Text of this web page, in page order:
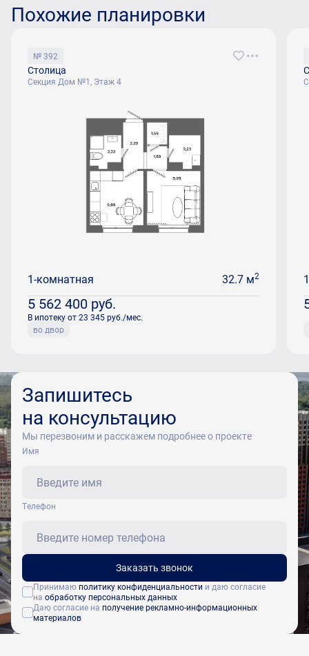
Похожие планировки
№ 392
Столица
Секция Дом №1, Этаж 4
1-комнатная 32.7 м2
5 562 400 руб.
В ипотеку от 23 345 руб./мес.
во двор
Запишитесь
на консультацию
Мы перезвоним и расскажем подробнее о проекте
Имя
Tелефон
Заказать звонок
Принимаю политику конфиденциальности и даю согласие
на обработку персональных данных
Даю согласие на получение рекламно-информационных
материалов